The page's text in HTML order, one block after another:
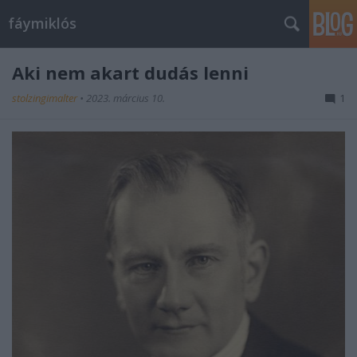
fáymiklós
Aki nem akart dudás lenni
stolzingimalter • 2023. március 10. 1